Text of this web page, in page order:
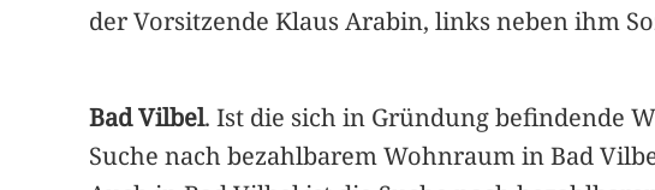
der Vorsitzende Klaus Arabin, links neben ihm
Bad Vilbel. Ist die sich in Gründung befindende
Suche nach bezahlbarem Wohnraum in Bad